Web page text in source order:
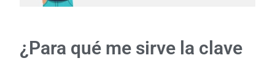
¿Para qué me sirve la clave